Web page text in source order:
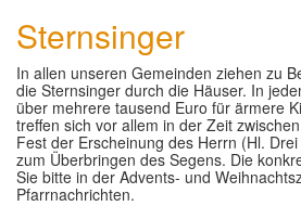
Sternsinger
In allen unseren Gemeinden ziehen zu
die Sternsinger durch die Häuser. In
über mehrere tausend Euro für ärmere
treffen sich vor allem in der Zeit
Fest der Erscheinung des Herrn (Hl.
zum Überbringen des Segens. Die
Sie bitte in der Advents- und
Pfarrnachrichten.